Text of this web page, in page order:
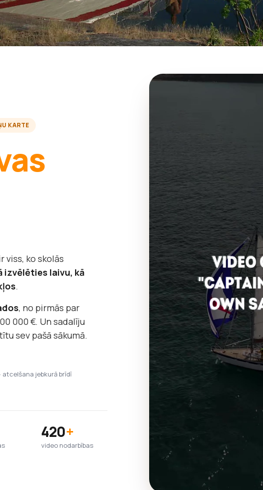
KARTE
viss, ko skolās
izvēlēties laivu, kā
.
, no pirmās par
000 €. Un sadalīju
sev pašā sākumā.
atcelšana jebkurā brīdī
420+
video nodarbības